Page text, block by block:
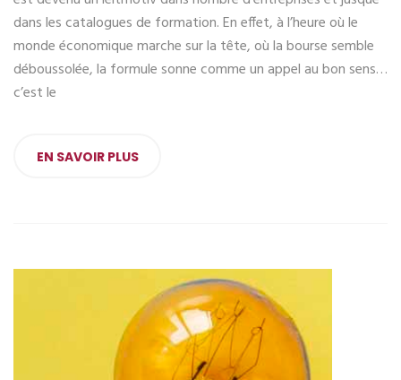
dans les catalogues de formation. En effet, à l’heure où le
monde économique marche sur la tête, où la bourse semble
déboussolée, la formule sonne comme un appel au bon sens…
c’est le
EN SAVOIR PLUS